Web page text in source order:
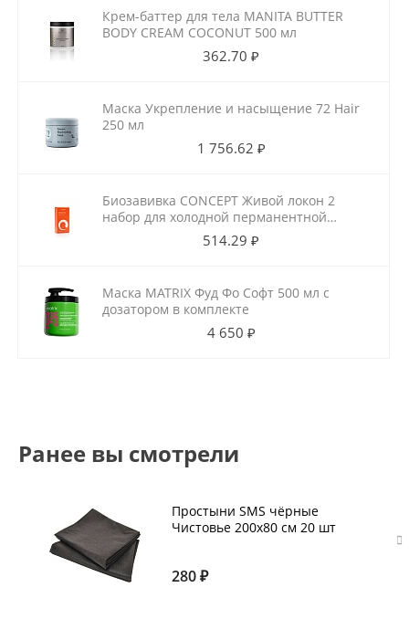
Крем-баттер для тела MANITA BUTTER
BODY CREAM COCONUT 500 мл
362.70 ₽
Маска Укрепление и насыщение 72 Hair
250 мл
1 756.62 ₽
Биозавивка CONCEPT Живой локон 2
набор для холодной перманентной
завивки для ослабленных волос
514.29 ₽
Маска MATRIX Фуд Фо Софт 500 мл с
дозатором в комплекте
4 650 ₽
Ранее вы смотрели
Простыни SMS чёрные
Чистовье 200х80 см 20 шт
280 ₽